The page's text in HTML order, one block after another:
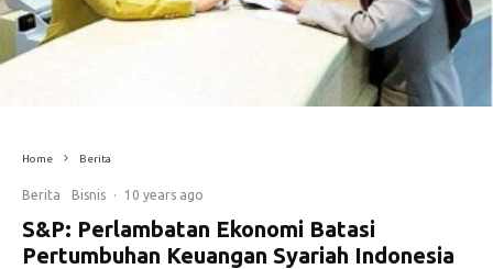
Home Berita
Berita Bisnis · 10 years ago
S&P: Perlambatan Ekonomi Batasi
Pertumbuhan Keuangan Syariah Indonesia